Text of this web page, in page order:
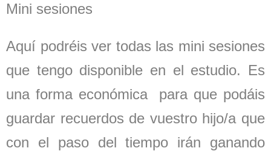
Mini sesiones
Aquí podréis ver todas las mini sesiones
que tengo disponible en el estudio. Es
una forma económica para que podáis
guardar recuerdos de vuestro hijo/a que
con el paso del tiempo irán ganando